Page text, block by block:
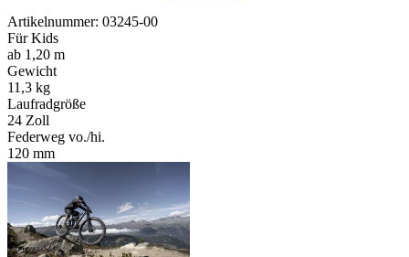
Artikelnummer: 03245-00
Für Kids
ab 1,20 m
Gewicht
11,3 kg
Laufradgröße
24 Zoll
Federweg vo./hi.
120 mm